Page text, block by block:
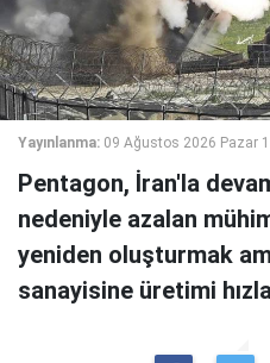
Yayınlanma: 09 Ağustos 2026 Pazar
Pentagon, İran'la
nedeniyle azalan
yeniden oluşturmak
sanayisine üretimi